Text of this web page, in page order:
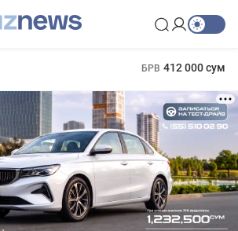
БРВ 412 000 сум